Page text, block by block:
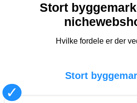
Stort
Hvilke fordele er der
Stort
✓